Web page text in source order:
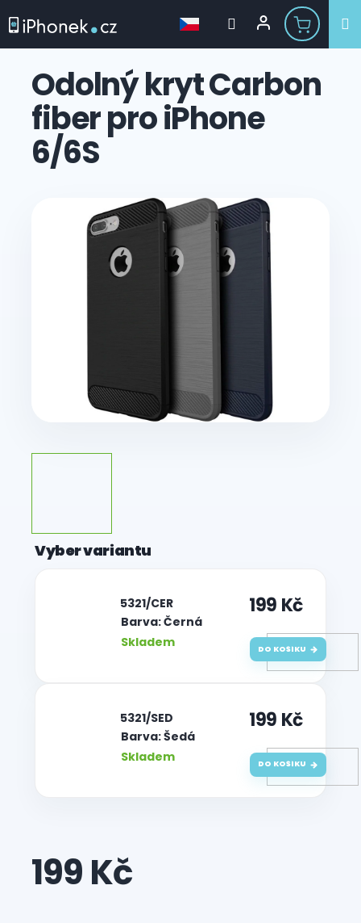
obsahOdolný kryt Carbon
fiber pro iPhone
6/6S
Barva: Černá
Skladem
| 5321/CER 199 Kč
DO KOŠÍKU
Barva: Šedá
Skladem
| 5321/SED 199 Kč
DO KOŠÍKU
199 Kč